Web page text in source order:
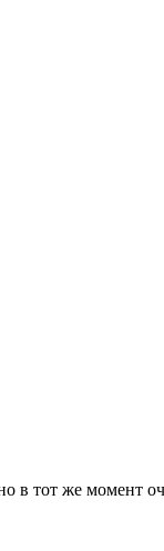
в тот же момент